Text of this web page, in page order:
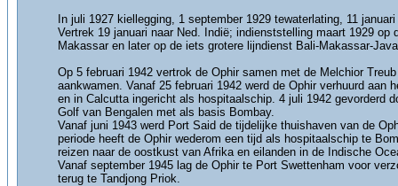
In juli 1927 kiellegging, 1 september 1929 tewaterlating, 11
Vertrek 19 januari naar Ned. Indië; indienststelling maart 1929
Makassar en later op de iets grotere lijndienst Bali-Makassar-
Op 5 februari 1942 vertrok de Ophir samen met de Melchior
aankwamen. Vanaf 25 februari 1942 werd de Ophir verhuurd
en in Calcutta ingericht als hospitaalschip. 4 juli 1942 gevorderd
Golf van Bengalen met als basis Bombay.
Vanaf juni 1943 werd Port Said de tijdelijke thuishaven van de
periode heeft de Ophir wederom een tijd als hospitaalschip te
reizen naar de oostkust van Afrika en eilanden in de Indische
Vanaf september 1945 lag de Ophir te Port Swettenham voor
terug te Tandjong Priok.